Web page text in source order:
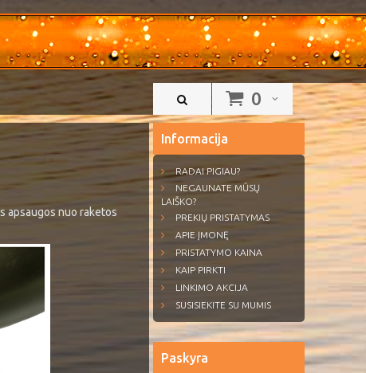
0
apsaugos nuo raketos
Informacija
RADAI PIGIAU?
NEGAUNATE MŪSŲ
LAIŠKO?
PREKIŲ PRISTATYMAS
APIE ĮMONĘ
PRISTATYMO KAINA
KAIP PIRKTI
LINKIMO AKCIJA
SUSISIEKITE SU MUMIS
Paskyra